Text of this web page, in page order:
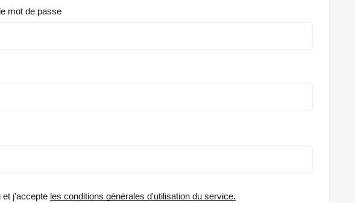
mot de passe
et j'accepte les conditions générales d'utilisation du service.